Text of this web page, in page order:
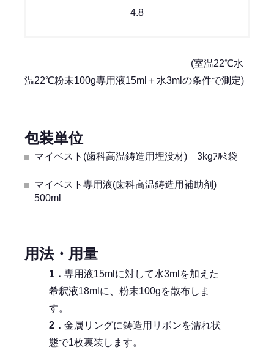
4.8
(室温22℃水
温22℃粉末100g専用液15ml＋水3mlの条件で測定)
包装単位
マイベスト(歯科高温鋳造用埋没材) 3kgｱﾙﾐ袋
マイベスト専用液(歯科高温鋳造用補助剤)
500ml
用法・用量
1． 専用液15mlに対して水3mlを加えた
希釈液18mlに、粉末100gを散布しま
す。
2． 金属リングに鋳造用リボンを濡れ状
態で1枚裏装します。